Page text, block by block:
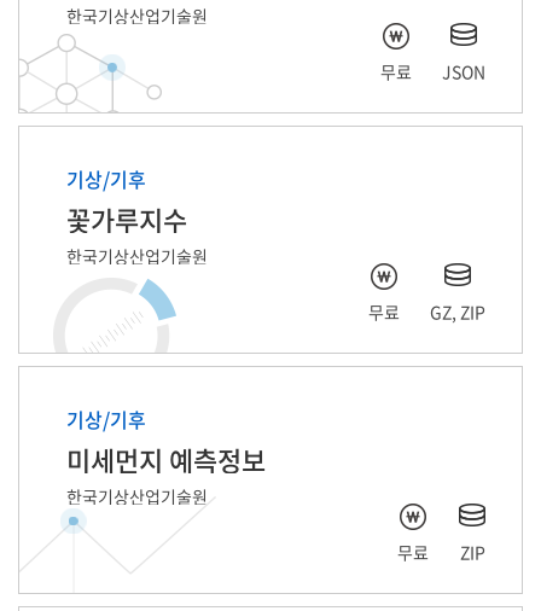
한국기상산업기술원
무료 JSON
기상/기후
꽃가루지수
한국기상산업기술원
무료 GZ, ZIP
기상/기후
미세먼지 예측정보
한국기상산업기술원
무료 ZIP